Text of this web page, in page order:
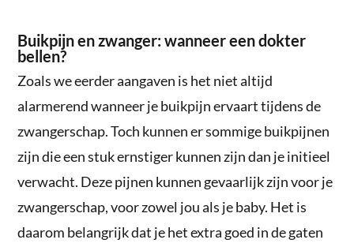
Buikpijn en zwanger: wanneer een dokter
bellen?
Zoals we eerder aangaven is het niet altijd
alarmerend wanneer je buikpijn ervaart tijdens de
zwangerschap. Toch kunnen er sommige buikpijnen
zijn die een stuk ernstiger kunnen zijn dan je initieel
verwacht. Deze pijnen kunnen gevaarlijk zijn voor je
zwangerschap, voor zowel jou als je baby. Het is
daarom belangrijk dat je het extra goed in de gaten